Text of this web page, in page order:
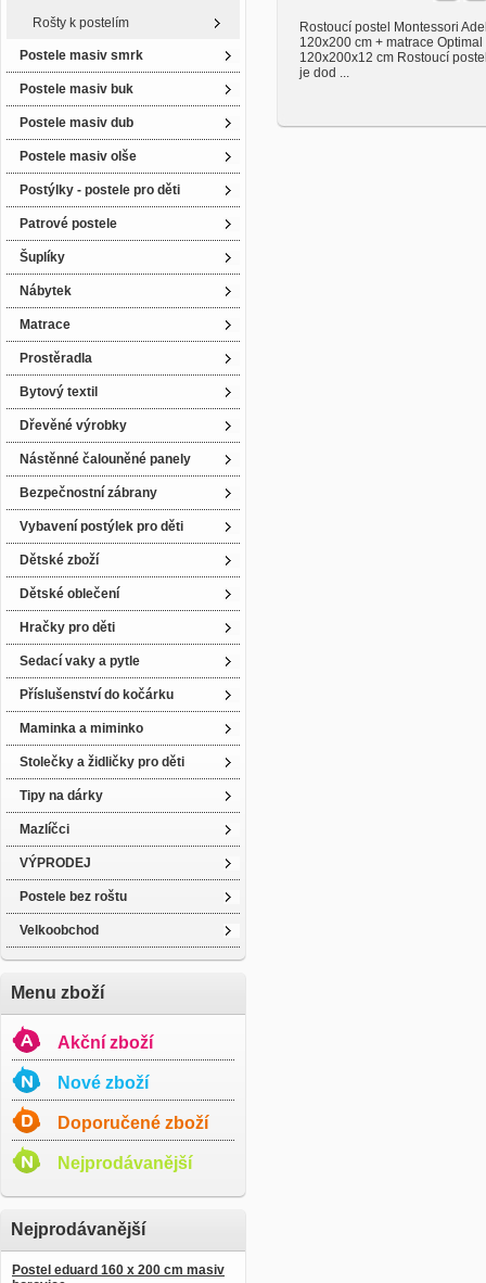
Rošty k postelím
Postele masiv smrk
Postele masiv buk
Postele masiv dub
Postele masiv olše
Postýlky - postele pro děti
Patrové postele
Šuplíky
Nábytek
Matrace
Prostěradla
Bytový textil
Dřevěné výrobky
Nástěnné čalouněné panely
Bezpečnostní zábrany
Vybavení postýlek pro děti
Dětské zboží
Dětské oblečení
Hračky pro děti
Sedací vaky a pytle
Příslušenství do kočárku
Maminka a miminko
Stolečky a židličky pro děti
Tipy na dárky
Mazlíčci
VÝPRODEJ
Postele bez roštu
Velkoobchod
Menu zboží
Akční zboží
Nové zboží
Doporučené zboží
Nejprodávanější
Nejprodávanější
Postel eduard 160 x 200 cm masiv
Rostoucí postel Montessori
120x200 cm + matrace Optimal
120x200x12 cm Rostoucí
je dod ...